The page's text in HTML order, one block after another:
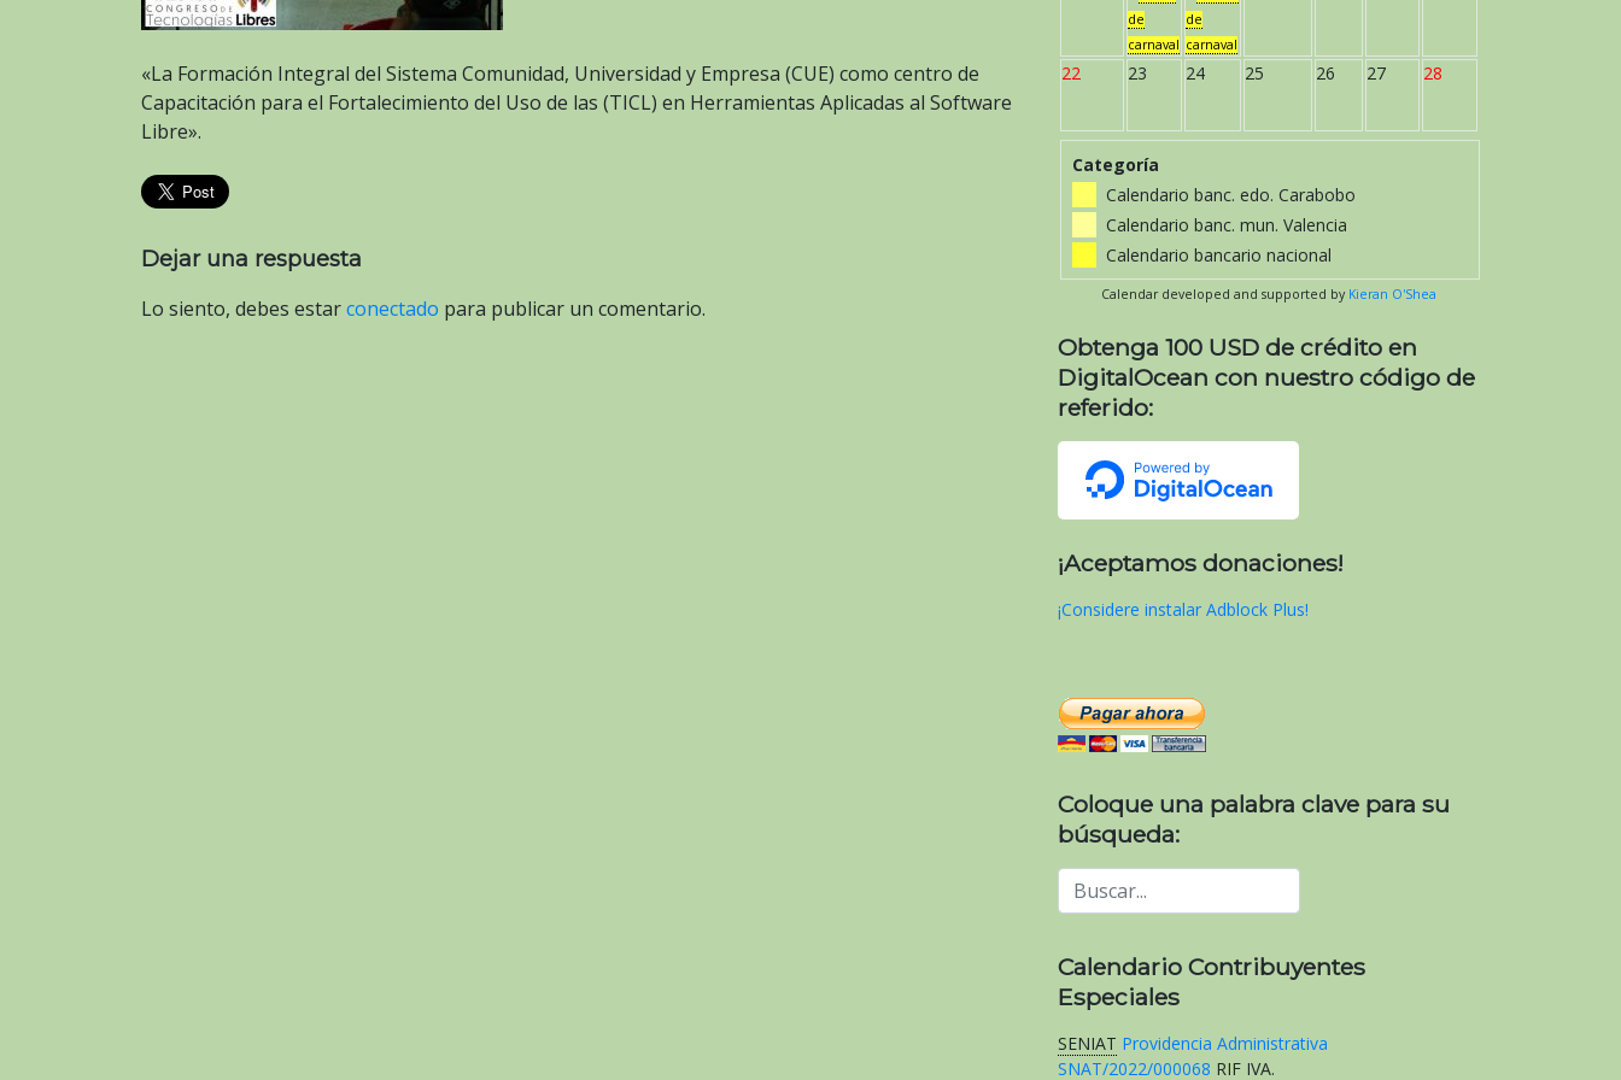
«La Formación Integral del Sistema Comunidad, Universidad y Empresa (CUE) como centro de
Capacitación para el Fortalecimiento del Uso de las (TICL) en Herramientas Aplicadas al Software
Libre».
Dejar una respuesta
Lo siento, debes estarconectado para publicar un comentario.
de
carnaval
de
carnaval
22 23 24 25 26 27 28
Categoría
Calendario banc. edo. Carabobo
Calendario banc. mun. Valencia
Calendario bancario nacional
Calendar developed and supported by Kieran O'Shea
Obtenga 100 USD de crédito en
DigitalOcean con nuestro código de
referido:
¡Aceptamos donaciones!
¡Considere instalar Adblock Plus!
Coloque una palabra clave para su
búsqueda:
Calendario Contribuyentes
Especiales
SENIAT Providencia Administrativa
SNAT/2022/000068 RIF IVA.